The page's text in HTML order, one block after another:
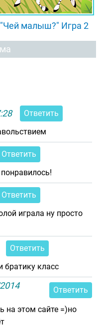
"Чей малыш?" Игра 2
Ответить
Ответить
Ответить
играла ну просто
Ответить
братику класс
Ответить
на этом сайте =)но